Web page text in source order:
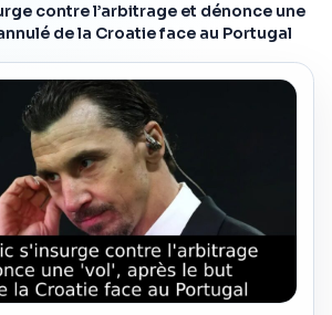
contre l’arbitrage et dénonce une
de la Croatie face au Portugal